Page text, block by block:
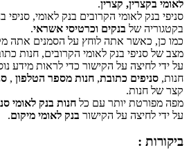
‏דף זה לא יכול לטעון את מפות Google כראוי.
האם האתר הזה בבעלותך?
לאומי בקצרין, קצרין.
סניפי בנק לאומי הקרובים בנק לאומי, סניפי
בקטגוריה של בנקים וכרטיסי אשראי.
כמו כן, כאשר אתה לוחץ על הסמנים אתה
מצב של סניפי בנק לאומי הקרובים, חנות
על ידי לחיצה על הקישור כדי לראות מידע
חנות, סניפים כתובת, חנות מספר הטלפון ,
קצר של חנות.
מפה מפורטת יותר עם כל חנות בנק לאומי
על ידי לחיצה על הקישור בנק לאומי מיקום.
ביקורות :